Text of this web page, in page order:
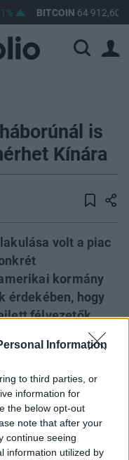
Information
to third parties, or
information for
the below opt-out
note that after your
continue seeing
information utilized by
BITCOIN 64 912,60
is
Kínára
volt a piac
kormány
érdekében, hogy
félvezetők
Times szerint
amelyek
vállalatoknak.
fintech harc és
deep dive banki
a Portfolio Banking